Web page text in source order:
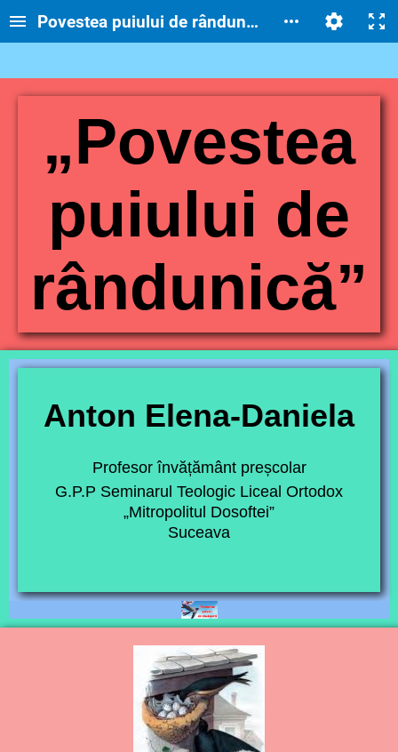
Povestea puiului de rândunică
„Povestea
puiului de
rândunică”
Anton Elena-Daniela
Profesor învățământ preșcolar
G.P.P Seminarul Teologic Liceal Ortodox
„Mitropolitul Dosoftei”
Suceava